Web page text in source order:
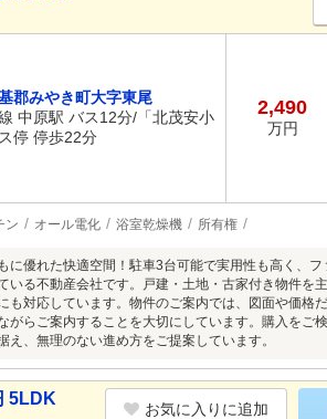
郡みやき町大字東尾
中原駅 バス12分/「北茂安小
停 停歩22分
2,490
万円
ン オール電化 浴室乾燥機 所有権
に優れた快適空間！駐車3台可能で実用性も高く、
いる不動産会社です。戸建・土地・古家付き物件を
も対応しています。物件のご案内では、図面や価格
がらご案内することを大切にしています。購入をご
え、無理のない進め方をご提案しています。
5LDK
お気に入りに追加